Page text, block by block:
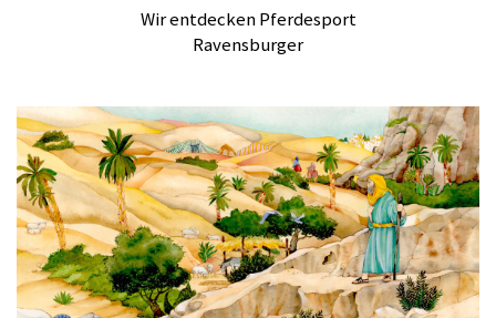
Wir entdecken Pferdesport
Ravensburger